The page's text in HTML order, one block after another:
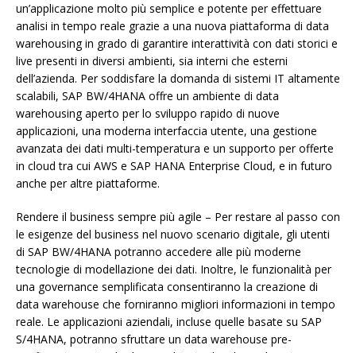
un’applicazione molto più semplice e potente per effettuare
analisi in tempo reale grazie a una nuova piattaforma di data
warehousing in grado di garantire interattività con dati storici e
live presenti in diversi ambienti, sia interni che esterni
dell’azienda. Per soddisfare la domanda di sistemi IT altamente
scalabili, SAP BW/4HANA offre un ambiente di data
warehousing aperto per lo sviluppo rapido di nuove
applicazioni, una moderna interfaccia utente, una gestione
avanzata dei dati multi-temperatura e un supporto per offerte
in cloud tra cui AWS e SAP HANA Enterprise Cloud, e in futuro
anche per altre piattaforme.
Rendere il business sempre più agile – Per restare al passo con
le esigenze del business nel nuovo scenario digitale, gli utenti
di SAP BW/4HANA potranno accedere alle più moderne
tecnologie di modellazione dei dati. Inoltre, le funzionalità per
una governance semplificata consentiranno la creazione di
data warehouse che forniranno migliori informazioni in tempo
reale. Le applicazioni aziendali, incluse quelle basate su SAP
S/4HANA, potranno sfruttare un data warehouse pre-